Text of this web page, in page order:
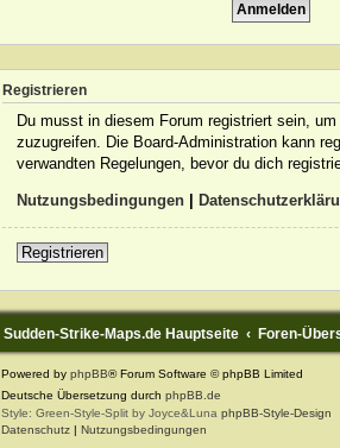
Registrieren
Du musst in diesem Forum registriert sein,
zuzugreifen. Die Board-Administration kann
verwandten Regelungen, bevor du dich
Nutzungsbedingungen|
Registrieren
Sudden-Strike-Maps.de Hauptseite Foren-
Powered by phpBB® Forum Software © phpBB Limited
Deutsche Übersetzung durch phpBB.de
Style: Green-Style-Split by Joyce&Luna phpBB-Style-Design
Datenschutz | Nutzungsbedingungen